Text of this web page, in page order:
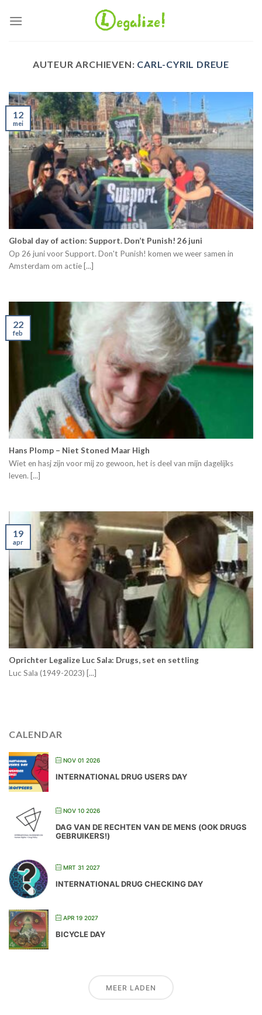
naar
AUTEUR ARCHIEVEN: CARL-CYRIL DREUE
Global day of action: Support. Don’t Punish! 26 juni
Op 26 juni voor Support. Don't Punish! komen we weer samen in
Amsterdam om actie [...]
12
mei
Hans Plomp – Niet Stoned Maar High
Wiet en hasj zijn voor mij zo gewoon, het is deel van mijn dagelijks
leven. [...]
22
feb
Oprichter Legalize Luc Sala: Drugs, set en settling
Luc Sala (1949-2023) [...]
19
apr
CALENDAR
NOV 01 2026
INTERNATIONAL DRUG USERS DAY
NOV 10 2026
DAG VAN DE RECHTEN VAN DE MENS (OOK DRUGS
GEBRUIKERS!)
MRT 31 2027
INTERNATIONAL DRUG CHECKING DAY
APR 19 2027
BICYCLE DAY
MEER LADEN